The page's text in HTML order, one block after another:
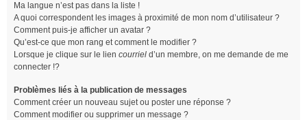
Ma langue n’est pas dans la liste !
A quoi correspondent les images à proximité de mon nom d’utilisateur ?
Comment puis-je afficher un avatar ?
Qu’est-ce que mon rang et comment le modifier ?
Lorsque je clique sur le lien courriel d’un membre, on me demande de me
connecter !?
Problèmes liés à la publication de messages
Comment créer un nouveau sujet ou poster une réponse ?
Comment modifier ou supprimer un message ?